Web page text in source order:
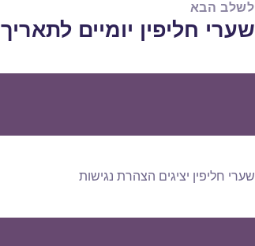
לשלב הבא
הפוסט
שערי חליפין יומיים לתאריך 20/01/2020
שערי חליפין יציגים הצהרת נגישות